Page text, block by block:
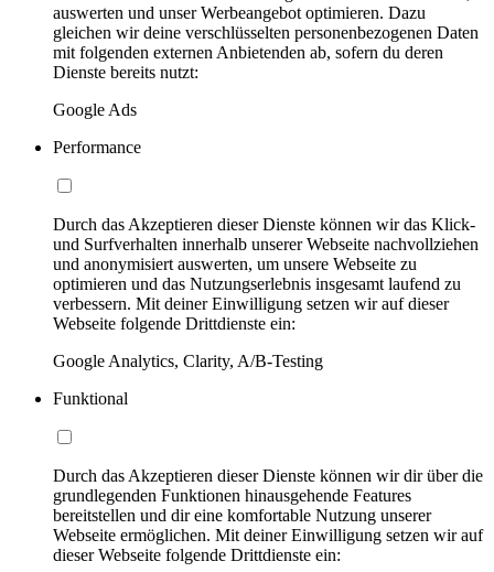
auswerten und unser Werbeangebot optimieren. Dazu
gleichen wir deine verschlüsselten personenbezogenen Daten
mit folgenden externen Anbietenden ab, sofern du deren
Dienste bereits nutzt:
Google Ads
Performance
Durch das Akzeptieren dieser Dienste können wir das Klick-
und Surfverhalten innerhalb unserer Webseite nachvollziehen
und anonymisiert auswerten, um unsere Webseite zu
optimieren und das Nutzungserlebnis insgesamt laufend zu
verbessern. Mit deiner Einwilligung setzen wir auf dieser
Webseite folgende Drittdienste ein:
Google Analytics, Clarity, A/B-Testing
Funktional
Durch das Akzeptieren dieser Dienste können wir dir über die
grundlegenden Funktionen hinausgehende Features
bereitstellen und dir eine komfortable Nutzung unserer
Webseite ermöglichen. Mit deiner Einwilligung setzen wir auf
dieser Webseite folgende Drittdienste ein: